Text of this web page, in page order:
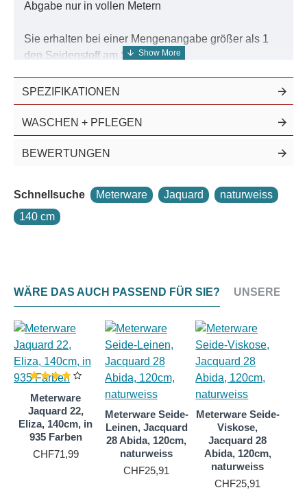
Abgabe nur in vollen Metern
Sie erhalten bei einer Mengenangabe größer als 1
den Seidenstoff am Stück.
der Suche unterJacquard 22
Universell einsetzbare Seide in der berühmten
Geschmeidigkeit und Schönheit kaum zu überbieten.
Sie eignet sich bestens für die Herstellung exklusiver
Textildesigner schwärmen von der brillanten
Eigenschaften für Malerei und Stoffdruck.
Diesen Seidenstoff bieten wir auch gefärbt an:
Seidenstoff Crepe Jacquard 22, Eliza, 140 cm Breite
in 85 Farben
Auch als Seidenschal ist diese Stoffqualität
Seidenschal Crepe Jacquard 22, Eliza, in 85 Farben
Seidenschal Crepe Jacquard 22, Eliza, naturweiss
SPEZIFIKATIONEN
WASCHEN + PFLEGEN
BEWERTUNGEN
Schnellsuche Meterware Jaquard
naturweiss
140 cm
WÄRE DAS AUCH PASSEND FÜR SIE? UNSERE
Meterware
Jaquard 22,
Eliza, 140cm, in
935 Farben
CHF71,99
Meterware Seide-
Leinen, Jacquard
28 Abida, 120cm,
naturweiss
CHF25,91
Meterware Seide-
Viskose,
Jacquard 28
Abida, 120cm,
naturweiss
CHF25,91